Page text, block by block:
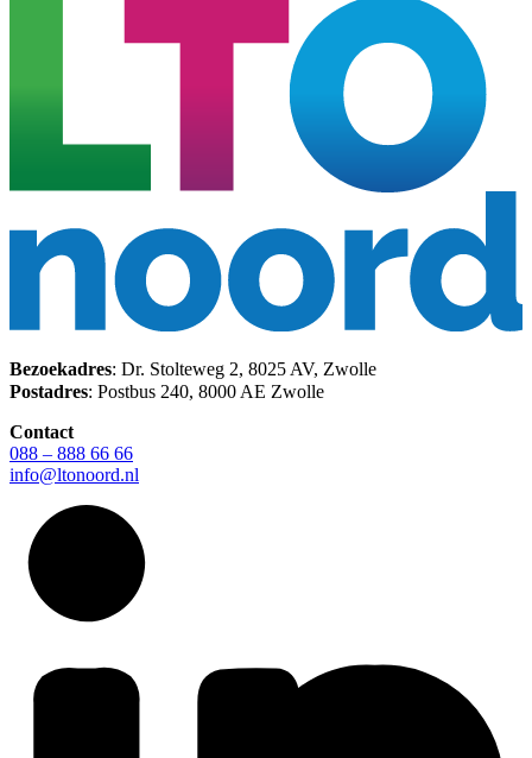
Bezoekadres: Dr. Stolteweg 2, 8025 AV, Zwolle
Postadres: Postbus 240, 8000 AE Zwolle
Contact
088 – 888 66 66
info@ltonoord.nl